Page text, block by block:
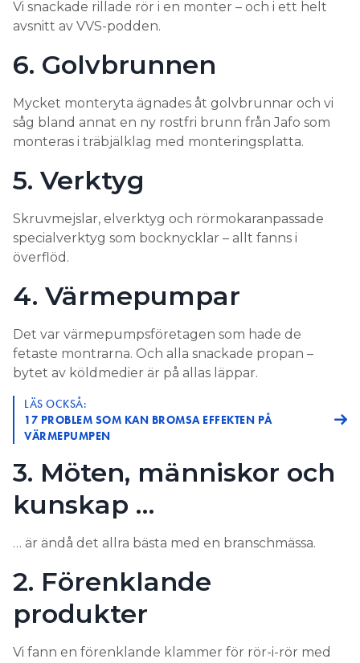
Vi snackade rillade rör i en monter – och i ett helt
avsnitt av VVS-podden.
6. Golvbrunnen
Mycket monteryta ägnades åt golvbrunnar och vi
såg bland annat en ny rostfri brunn från Jafo som
monteras i träbjälklag med monteringsplatta.
5. Verktyg
Skruvmejslar, elverktyg och rörmokaranpassade
specialverktyg som bocknycklar – allt fanns i
överflöd.
4. Värmepumpar
Det var värmepumpsföretagen som hade de
fetaste montrarna. Och alla snackade propan –
bytet av köldmedier är på allas läppar.
LÄS OCKSÅ:
17 PROBLEM SOM KAN BROMSA EFFEKTEN PÅ
VÄRMEPUMPEN
3. Möten, människor och
kunskap …
… är ändå det allra bästa med en branschmässa.
2. Förenklande
produkter
Vi fann en förenklande klammer för rör-i-rör med